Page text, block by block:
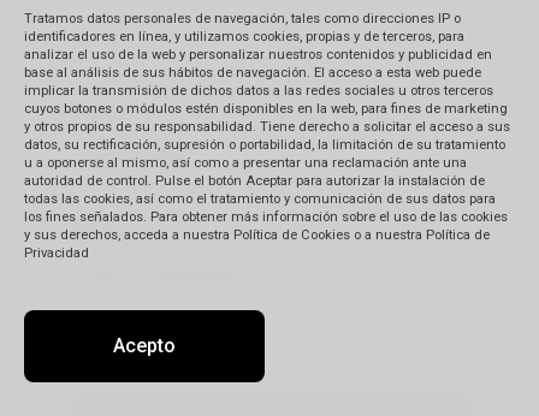
E-mail (*)
Teléfono(*)
Tratamos datos personales de navegación, tales como direcciones IP o
identificadores en línea, y utilizamos cookies, propias y de terceros, para
analizar el uso de la web y personalizar nuestros contenidos y publicidad en
base al análisis de sus hábitos de navegación. El acceso a esta web puede
implicar la transmisión de dichos datos a las redes sociales u otros terceros
cuyos botones o módulos estén disponibles en la web, para fines de marketing
y otros propios de su responsabilidad. Tiene derecho a solicitar el acceso a sus
datos, su rectificación, supresión o portabilidad, la limitación de su tratamiento
u a oponerse al mismo, así como a presentar una reclamación ante una
autoridad de control. Pulse el botón Aceptar para autorizar la instalación de
todas las cookies, así como el tratamiento y comunicación de sus datos para
los fines señalados. Para obtener más información sobre el uso de las cookies
y sus derechos, acceda a nuestra Política de Cookies o a nuestra Política de
Privacidad
Acepto